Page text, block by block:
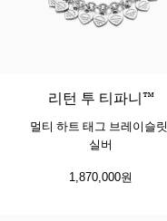
리턴 투 티파니™
멀티 하트 태그 브레이슬릿,
실버
1,870,000원